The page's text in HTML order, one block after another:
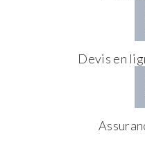
Devis en